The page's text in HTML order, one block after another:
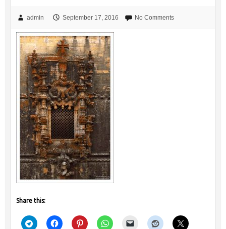
admin September 17, 2016 No Comments
Share this: